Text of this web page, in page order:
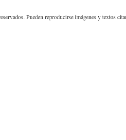
Pueden reproducirse imágenes y textos